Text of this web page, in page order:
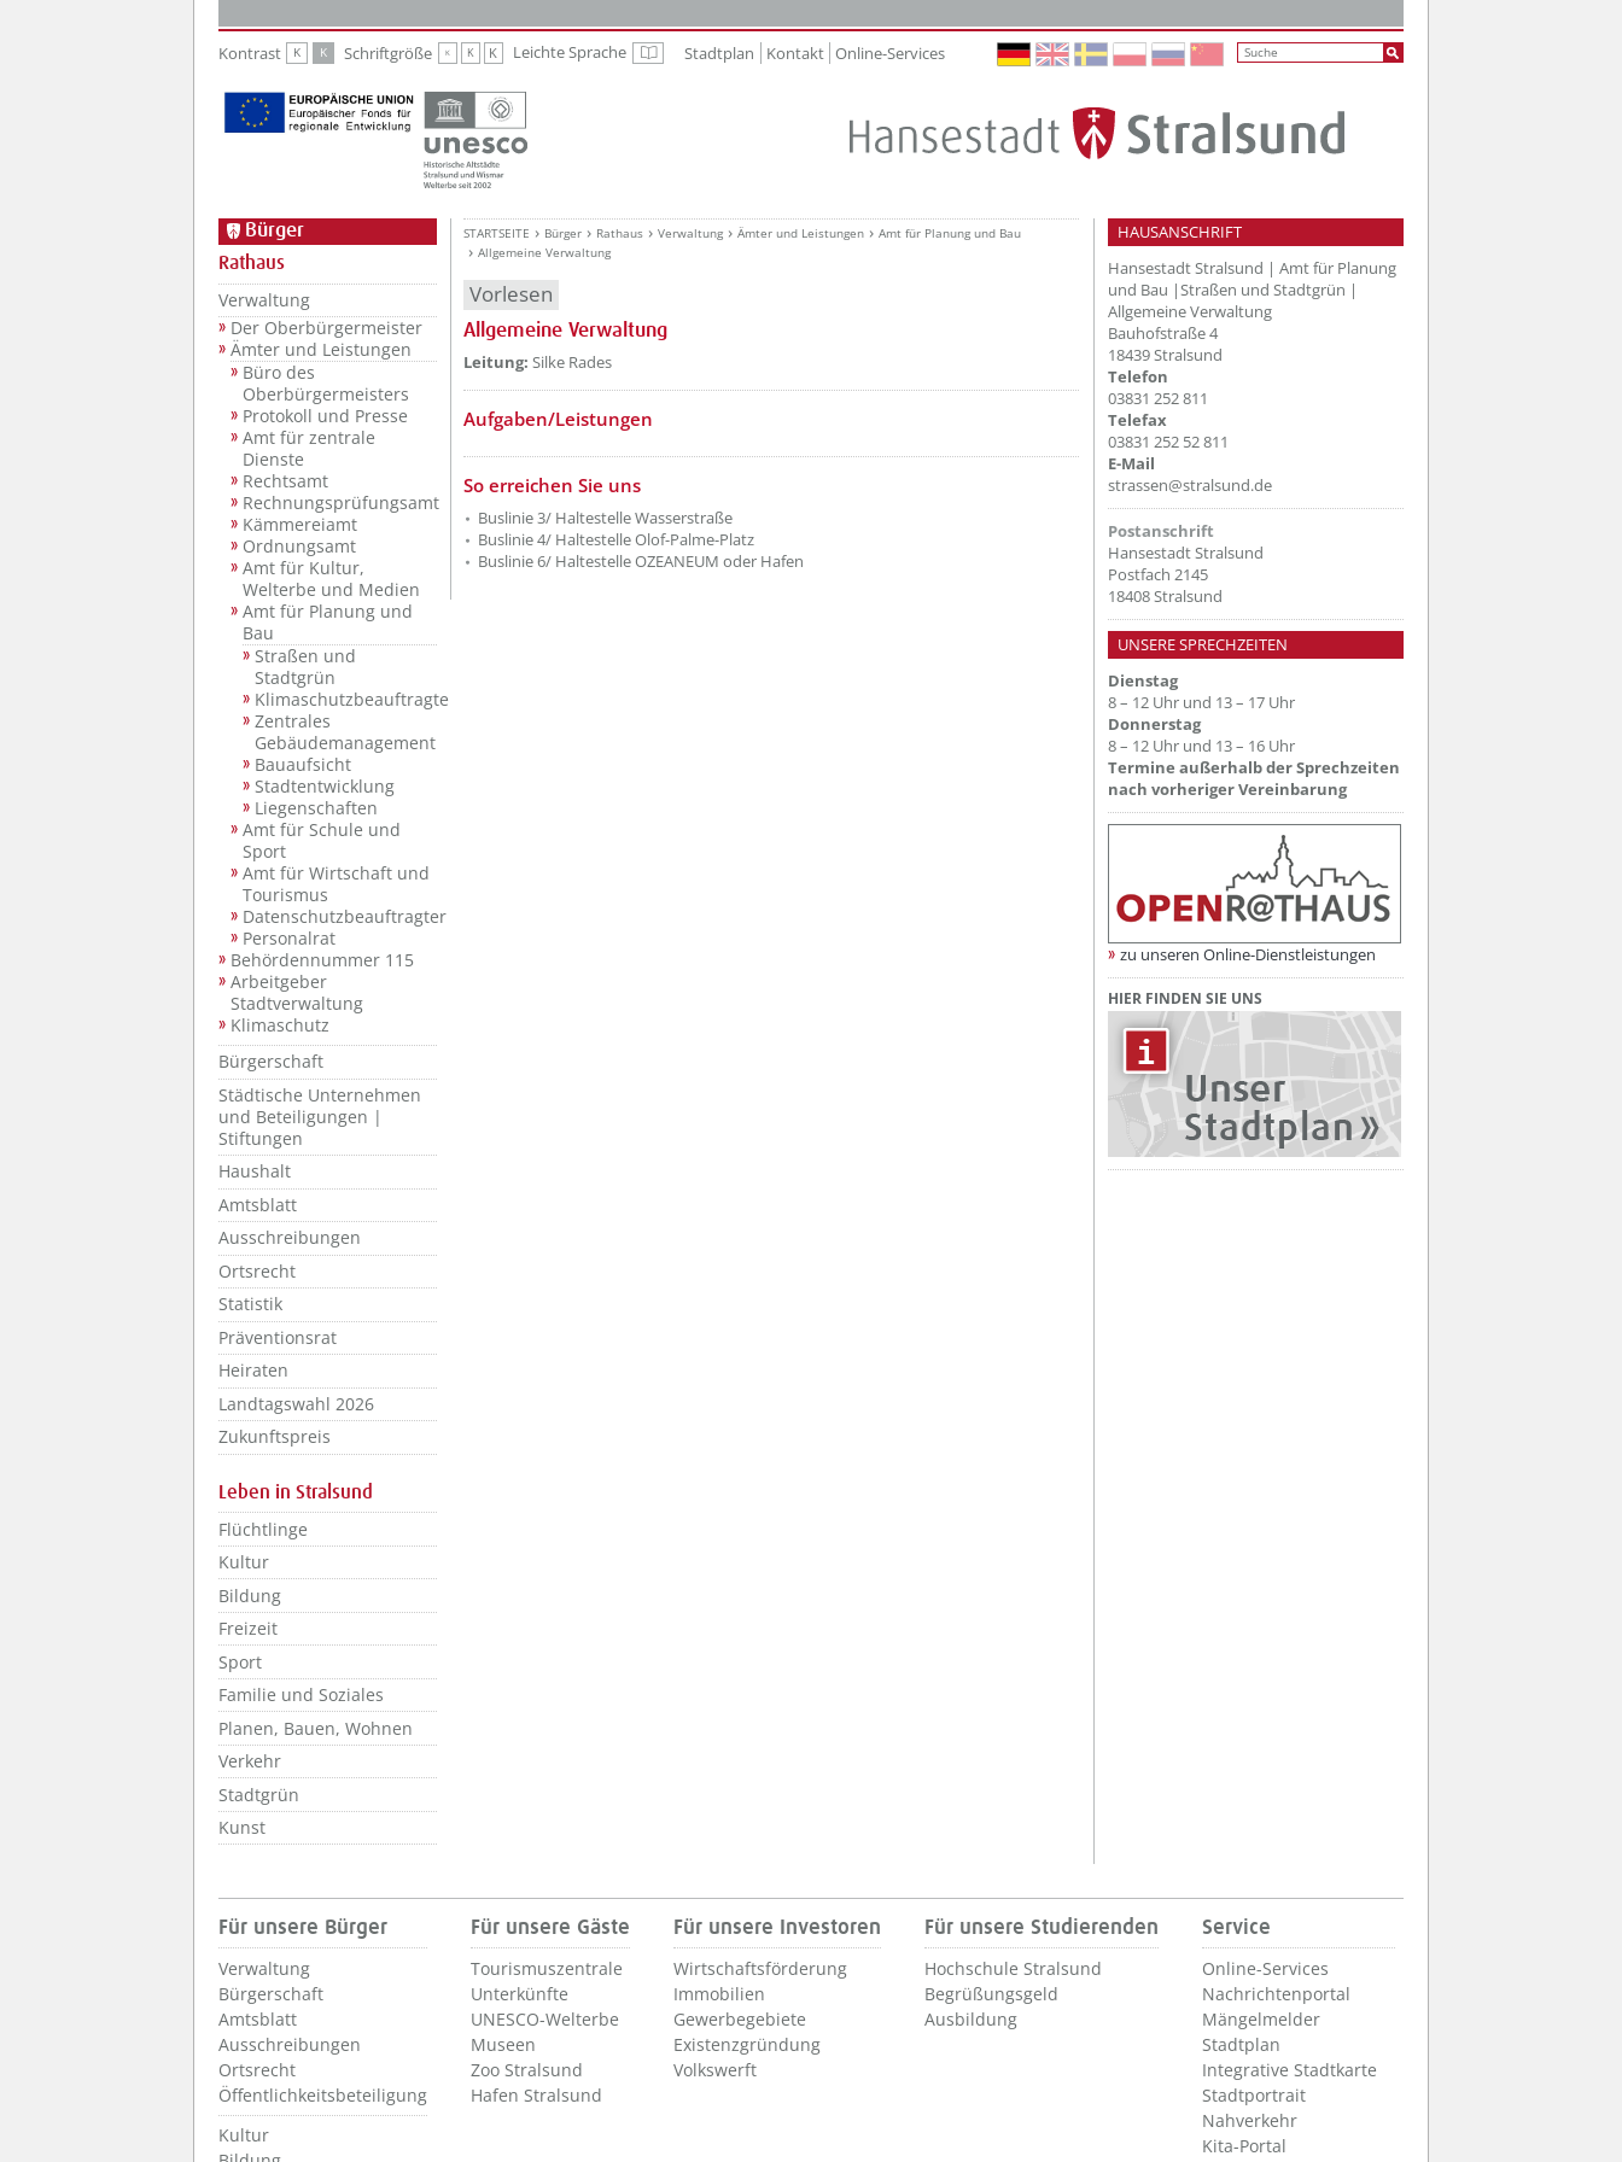
Kontrast K K Schriftgröße K K K Leichte Sprache Leichte Sprache
Stadtplan Kontakt Online-Services
Bürger
Rathaus
Verwaltung
Der Oberbürgermeister
Ämter und Leistungen
Büro des
Oberbürgermeisters
Protokoll und Presse
Amt für zentrale
Dienste
Rechtsamt
Rechnungsprüfungsamt
Kämmereiamt
Ordnungsamt
Amt für Kultur,
Welterbe und Medien
Amt für Planung und
Bau
Straßen und
Stadtgrün
Klimaschutzbeauftragte
Zentrales
Gebäudemanagement
Bauaufsicht
Stadtentwicklung
Liegenschaften
Amt für Schule und
Sport
Amt für Wirtschaft und
Tourismus
Datenschutzbeauftragter
Personalrat
Behördennummer 115
Arbeitgeber
Stadtverwaltung
Klimaschutz
Bürgerschaft
Städtische Unternehmen
und Beteiligungen |
Stiftungen
Haushalt
Amtsblatt
Ausschreibungen
Ortsrecht
Statistik
Präventionsrat
Heiraten
Landtagswahl 2026
Zukunftspreis
Leben in Stralsund
Flüchtlinge
Kultur
Bildung
Freizeit
Sport
Familie und Soziales
Planen, Bauen, Wohnen
Verkehr
Stadtgrün
Kunst
STARTSEITE Bürger Rathaus Verwaltung Ämter und Leistungen
Amt für Planung und Bau
Allgemeine Verwaltung
Vorlesen
Allgemeine Verwaltung
??? absaetzeOben[1]/titel ???
Leitung: Silke Rades
Aufgaben/Leistungen
??? absaetzeUnten[1]/titel ???
So erreichen Sie uns
Buslinie 3/ Haltestelle Wasserstraße
Buslinie 4/ Haltestelle Olof-Palme-Platz
Buslinie 6/ Haltestelle OZEANEUM oder Hafen
HAUSANSCHRIFT
Hansestadt Stralsund | Amt für Planung
und Bau |Straßen und Stadtgrün |
Allgemeine Verwaltung
Bauhofstraße 4
18439 Stralsund
Telefon
03831 252 811
Telefax
03831 252 52 811
E-Mail
strassen@stralsund.de
Postanschrift
Hansestadt Stralsund
Postfach 2145
18408 Stralsund
UNSERE SPRECHZEITEN
Dienstag
8 – 12 Uhr und 13 – 17 Uhr
Donnerstag
8 – 12 Uhr und 13 – 16 Uhr
Termine außerhalb der Sprechzeiten
nach vorheriger Vereinbarung
zu unseren Online-Dienstleistungen
HIER FINDEN SIE UNS
Für unsere Bürger
Verwaltung
Bürgerschaft
Amtsblatt
Ausschreibungen
Ortsrecht
Öffentlichkeitsbeteiligung
Kultur
Für unsere Gäste
Tourismuszentrale
Unterkünfte
UNESCO-Welterbe
Museen
Zoo Stralsund
Hafen Stralsund
Für unsere Investoren
Wirtschaftsförderung
Immobilien
Gewerbegebiete
Existenzgründung
Volkswerft
Für unsere Studierenden
Hochschule Stralsund
Begrüßungsgeld
Ausbildung
Service
Online-Services
Nachrichtenportal
Mängelmelder
Stadtplan
Integrative Stadtkarte
Stadtportrait
Nahverkehr
Kita-Portal